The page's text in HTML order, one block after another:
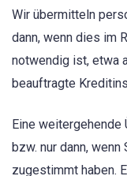
Wir übermitteln
dann, wenn dies im
notwendig ist, etwa
beauftragte
Eine
bzw. nur dann,
zugestimmt haben.